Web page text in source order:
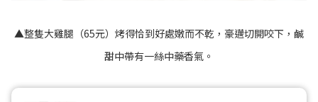
▲整隻大雞腿（65元）烤得恰到好處嫩而不乾，豪邁切開咬下，鹹
甜中帶有一絲中藥香氣。